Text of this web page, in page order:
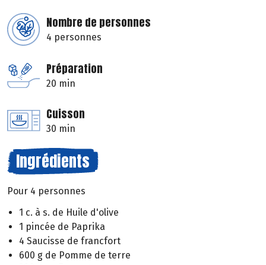
Nombre de personnes
4 personnes
Préparation
20 min
Cuisson
30 min
Ingrédients
Pour 4 personnes
1 c. à s. de Huile d'olive
1 pincée de Paprika
4 Saucisse de francfort
600 g de Pomme de terre